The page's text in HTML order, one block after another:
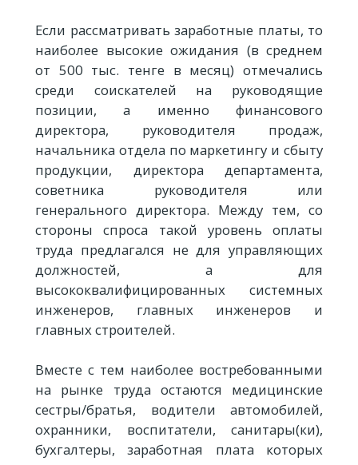
Если рассматривать заработные платы, то
наиболее высокие ожидания (в среднем
от 500 тыс. тенге в месяц) отмечались
среди соискателей на руководящие
позиции, а именно финансового
директора, руководителя продаж,
начальника отдела по маркетингу и сбыту
продукции, директора департамента,
советника руководителя или
генерального директора. Между тем, со
стороны спроса такой уровень оплаты
труда предлагался не для управляющих
должностей, а для
высококвалифицированных системных
инженеров, главных инженеров и
главных строителей.
Вместе с тем наиболее востребованными
на рынке труда остаются медицинские
сестры/братья, водители автомобилей,
охранники, воспитатели, санитары(ки),
бухгалтеры, заработная плата которых